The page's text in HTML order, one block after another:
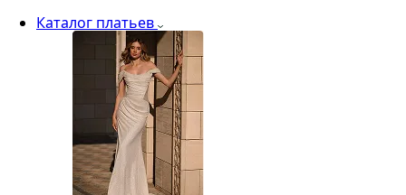
Каталог платьев